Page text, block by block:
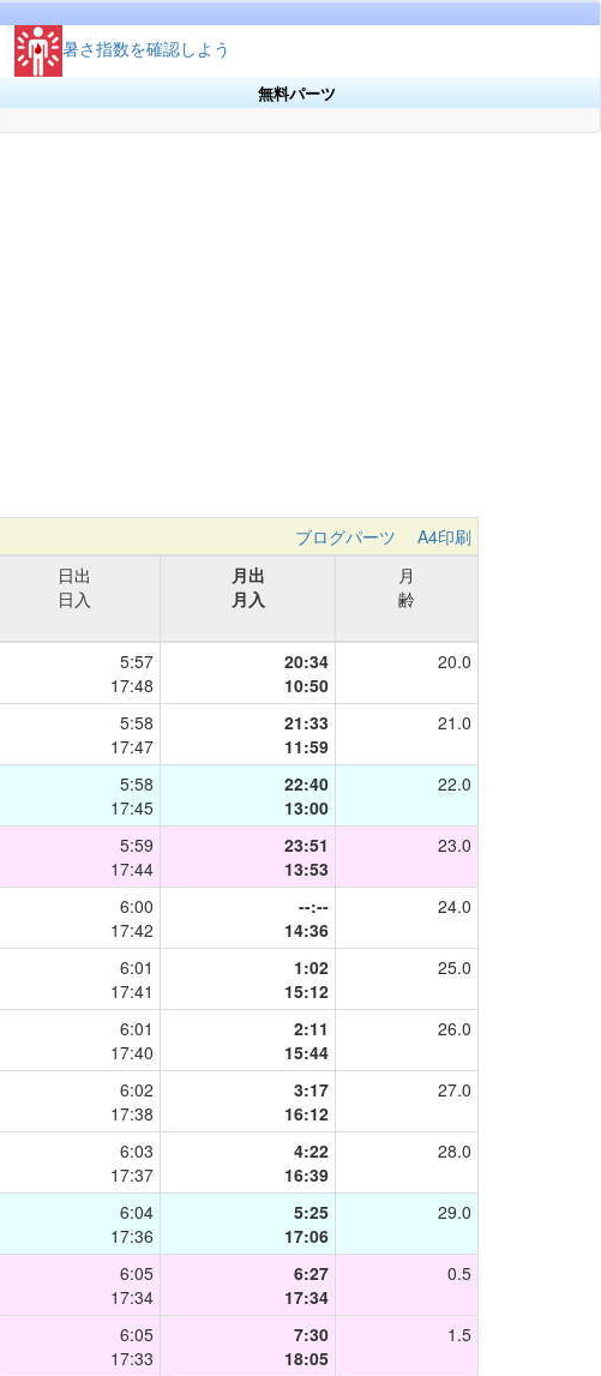
暑さ指数を確認しよう
無料パーツ
ブログパーツ
A4印刷
日出
日入
月出
月入
月
齢
5:57
17:48
20:34
10:50
20.0
5:58
17:47
21:33
11:59
21.0
5:58
17:45
22:40
13:00
22.0
5:59
17:44
23:51
13:53
23.0
6:00
17:42
--:--
14:36
24.0
6:01
17:41
1:02
15:12
25.0
6:01
17:40
2:11
15:44
26.0
6:02
17:38
3:17
16:12
27.0
6:03
17:37
4:22
16:39
28.0
6:04
17:36
5:25
17:06
29.0
6:05
17:34
6:27
17:34
0.5
6:05
17:33
7:30
18:05
1.5